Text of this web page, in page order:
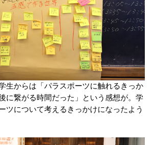
生からは「パラスポーツに触れるきっか
に繋がる時間だった」という感想が。学
ツについて考えるきっかけになったよう